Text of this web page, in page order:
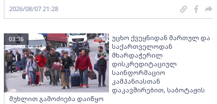
2026/08/07 21:28
უცხო ქვეყნიდან მართულ და
საქართველოდან
მხარდაჭერილ
დისკრედიტაციულ
საინფორმაციო
კამპანიასთან
დაკავშირებით, საბოტაჟის
მუხლით გამოძიება დაიწყო
03:36